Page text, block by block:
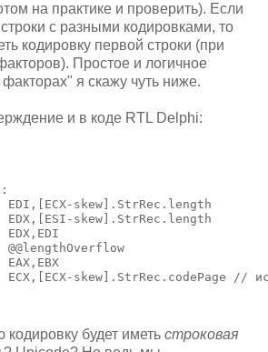
на практике и проверить). Если
с разными кодировками, то
кодировку первой строки (при
Простое и логичное
я скажу чуть ниже.
и в коде RTL Delphi:
EDI,[ECX-skew].StrRec.length
EDX,[ESI-skew].StrRec.length
EDX,EDI
@@lengthOverflow
EAX,EBX
ECX,[ECX-skew].StrRec.codePage //
будет иметь строковая